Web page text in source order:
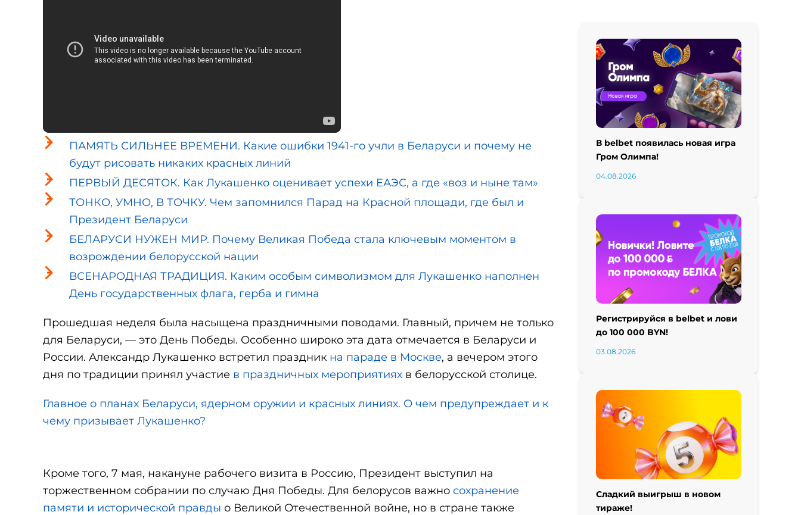
ПАМЯТЬ СИЛЬНЕЕ ВРЕМЕНИ. Какие ошибки 1941-го учли в Беларуси и почему не
будут рисовать никаких красных линий
ПЕРВЫЙ ДЕСЯТОК. Как Лукашенко оценивает успехи ЕАЭС, а где «воз и ныне там»
ТОНКО, УМНО, В ТОЧКУ. Чем запомнился Парад на Красной площади, где был и
Президент Беларуси
БЕЛАРУСИ НУЖЕН МИР. Почему Великая Победа стала ключевым моментом в
возрождении белорусской нации
ВСЕНАРОДНАЯ ТРАДИЦИЯ. Каким особым символизмом для Лукашенко наполнен
День государственных флага, герба и гимна
Прошедшая неделя была насыщена праздничными поводами. Главный, причем не только
для Беларуси, — это День Победы. Особенно широко эта дата отмечается в Беларуси и
России. Александр Лукашенко встретил праздник на параде в Москве, а вечером этого
дня по традиции принял участие в праздничных мероприятиях в белорусской столице.
Главное о планах Беларуси, ядерном оружии и красных линиях. О чем предупреждает и к
чему призывает Лукашенко?
Кроме того, 7 мая, накануне рабочего визита в Россию, Президент выступил на
торжественном собрании по случаю Дня Победы. Для белорусов важно сохранение
памяти и исторической правды о Великой Отечественной войне, но в стране также
В belbet появилась новая игра
Гром Олимпа!
04.08.2026
Регистрируйся в belbet и лови
до 100 000 BYN!
03.08.2026
Сладкий выигрыш в новом
тираже!